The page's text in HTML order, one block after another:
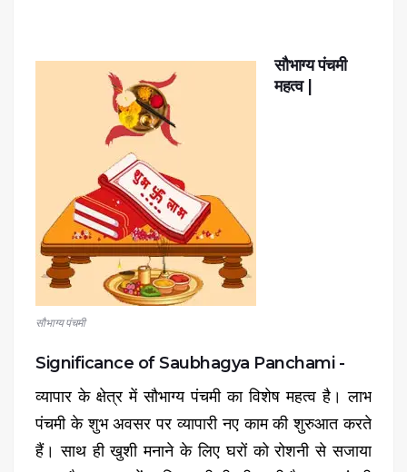
सौभाग्य पंचमी
सौभाग्य पंचमी
महत्व |
Significance of Saubhagya Panchami -
व्यापार के क्षेत्र में सौभाग्य पंचमी का विशेष महत्व है। लाभ
पंचमी के शुभ अवसर पर व्यापारी नए काम की शुरुआत करते
हैं। साथ ही खुशी मनाने के लिए घरों को रोशनी से सजाया